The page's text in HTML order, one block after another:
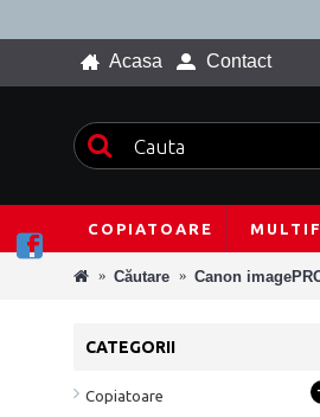
Acasa Contact
COPIATOARE
Căutare Canon
CATEGORII
Copiatoare